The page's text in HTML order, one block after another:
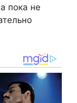
пока не